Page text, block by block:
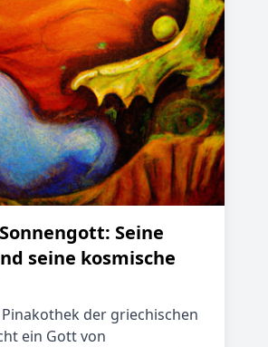
Seine
seine kosmische
der griechischen
ein Gott von